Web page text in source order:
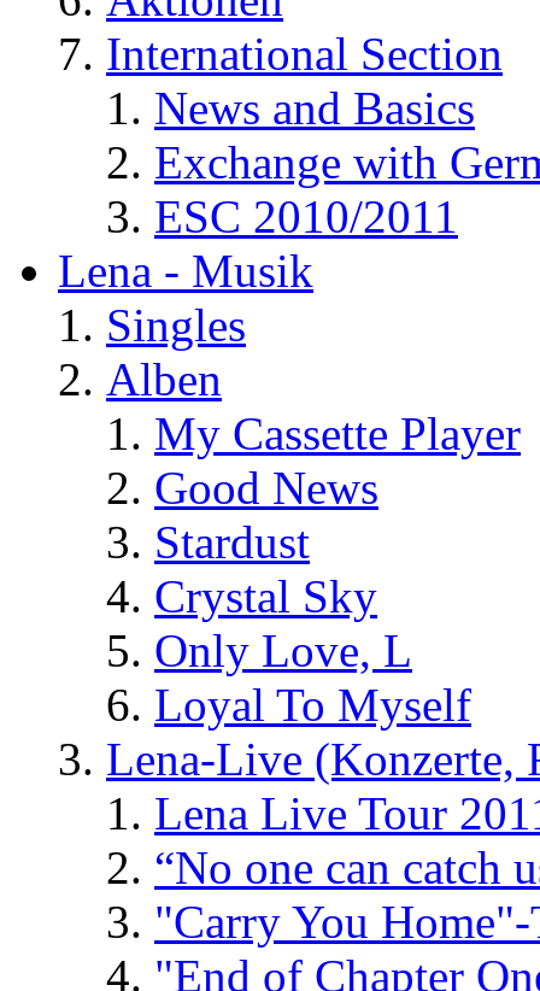
International Section
News and Basics
Exchange with
ESC 2010/2011
Lena - Musik
Singles
Alben
My Cassette Player
Good News
Stardust
Crystal Sky
Only Love, L
Loyal To Myself
Lena-Live (Konzerte,
Lena Live Tour
“No one can catch
"Carry You
"End of Chapter